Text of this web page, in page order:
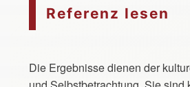
Referenz lesen
Die Ergebnisse dienen der